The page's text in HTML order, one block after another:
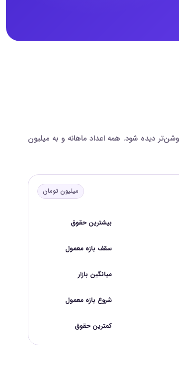
پایین، میانه و بالای بازار روشن‌تر دیده شود. همه اعداد ماهانه و به میلیون
میلیون تومان
بیشترین حقوق
سقف بازه معمول
میانگین بازار
شروع بازه معمول
کمترین حقوق